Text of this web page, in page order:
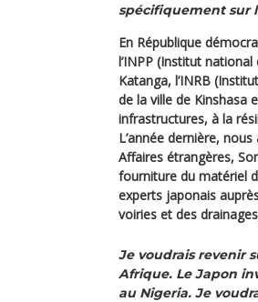
spécifiquement sur
En République
l’INPP (Institut
Katanga, l’INRB
de la ville de Kinshasa
infrastructures, à la
L’année dernière,
Affaires étrangères,
fourniture du matériel
experts japonais
voiries et des
Je voudrais revenir
Afrique. Le Japon
au Nigeria. Je